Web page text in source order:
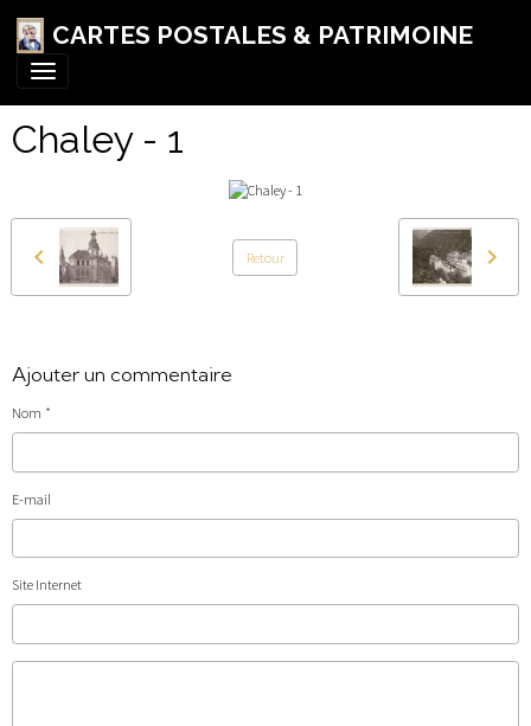
CARTES POSTALES & PATRIMOINE
Chaley - 1
Retour
Ajouter un commentaire
Nom
E-mail
Site Internet